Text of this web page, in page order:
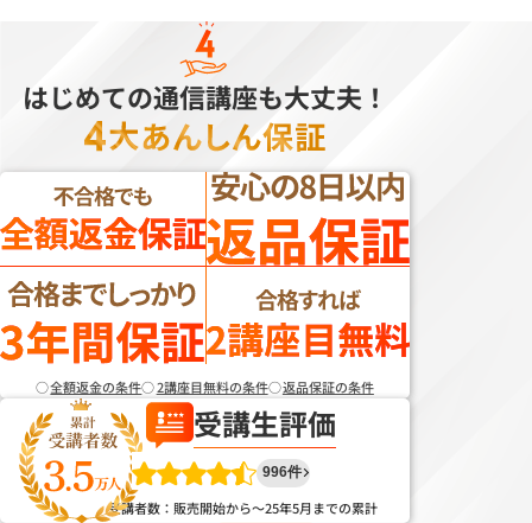
はじめての通信講座も大丈夫！
全額返金の条件 2講座目無料の条件 返品保証の条件
受講生評価
996件
受講者数：販売開始から～25年5月までの累計